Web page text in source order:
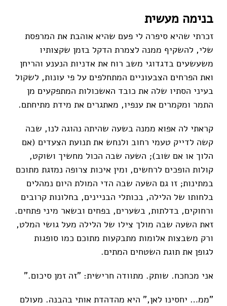
בנימה מעשית
זכרתי שהיא סיפרה לי פעם שהיא אוהבת את המרפסת
שלי, להשקיף ממנה לצמרת הדקל בזמן שקצותיו
משעשעים בדגדוגי משב רוח את אדניות הנענע והריחן
ואת הפרחים הצבעוניים המתחלפים על פי עונות, לשקול
בעיני הסתיו שלה את כובד האשכולות המתפקעים מן
התמר ומקמרים את ענפיו, מאתגרים את מידת מתיחתם.
קראתי לה אפוא ממנה בשעה שהיתה נהוגה לנו, שבה
קשה לדייק טעמי רחוב ולנחש את תנועת הצעדים (אם
הלוך או אם שוב); השעה שבה הכול מחשיך ושוקט,
קולות הופכים לרחשים, ומין איכות צרופה נמזגת מתוכם
במתינות; זו גם השעה שבה הדי המולת היום נמהלים
בלחותו של הלילה, בכותלי הבניינים, בחלונות קרובים
ורחוקים, בדלתות, בשערים, בפחים ובשאר מיני פתחים.
זאת השעה שבה מולך צילו של הלילה מעל גושי המלט,
ורק משבצות אלומות מתבקעות מתוכם כמו סופגות
לגופן את תוגת השטחים המתים.
אני מכחכח. שותק. מתוודה חרישית: "זה זמן סיכום."
"ממ… יחסינו לאן,” היא מהדהדת אותי בהבנה. מעולם